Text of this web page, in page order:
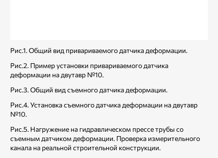
Рис.1. Общий вид привариваемого датчика деформации.
Рис.2. Пример установки привариваемого датчика
деформации на двутавр №10.
Рис.3. Общий вид съемного датчика деформации.
Рис.4. Установка съемного датчика деформации на двутавр
№10.
Рис.5. Нагружение на гидравлическом прессе трубы со
съемным датчиком деформации. Проверка измерительного
канала на реальной строительной конструкции.